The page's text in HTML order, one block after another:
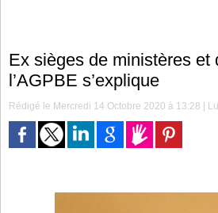
Ex sièges de ministères
l’AGPBE s’explique
Rédigé le Mercredi 14 Octobre 2020 à 13:28 |